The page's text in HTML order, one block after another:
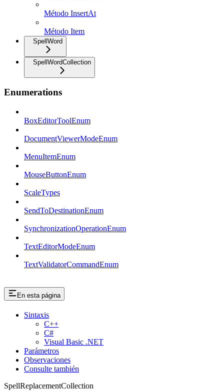
Método InsertAt
Método Item
SpellWord
SpellWordCollection
Enumerations
BoxEditorToolEnum
DocumentViewerModeEnum
MenuItemEnum
MouseButtonEnum
ScaleTypes
SendToDestinationEnum
SynchronizationOperationEnum
TextEditorModeEnum
TextValidatorCommandEnum
En esta página
Sintaxis
C++
C#
Visual Basic .NET
Parámetros
Observaciones
Consulte también
SpellReplacementCollection